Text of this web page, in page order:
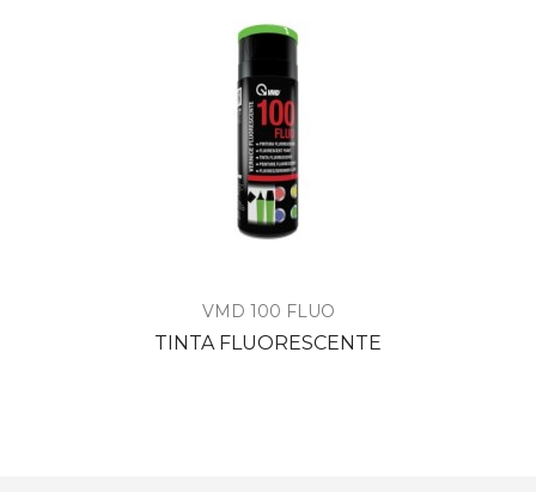
VMD 100 FLUO
TINTA FLUORESCENTE